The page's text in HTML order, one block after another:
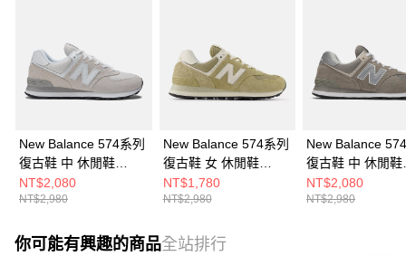
New Balance 574系列
復古鞋 中 休閒鞋
ML574EVW-D
NT$2,080
NT$2,980
New Balance 574系列
復古鞋 女 休閒鞋
WL574CUL-B
NT$1,780
NT$2,980
New Balance
復古鞋 中 休閒鞋
ML574EVG-D
NT$2,080
NT$2,980
你可能有興趣的商品全站排行